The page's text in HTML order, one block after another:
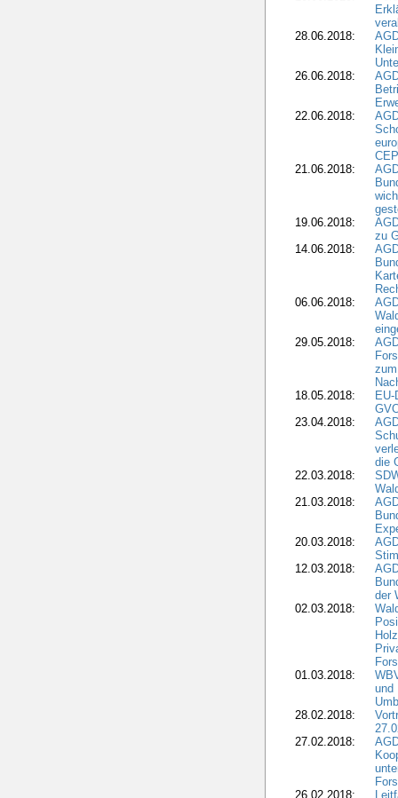
28.06.2018:
26.06.2018:
22.06.2018:
21.06.2018:
19.06.2018:
zu
14.06.2018:
06.06.2018:
29.05.2018:
18.05.2018:
23.04.2018:
die
22.03.2018:
21.03.2018:
20.03.2018:
12.03.2018:
der
02.03.2018:
01.03.2018:
und
28.02.2018:
27.02.2018:
26.02.2018: